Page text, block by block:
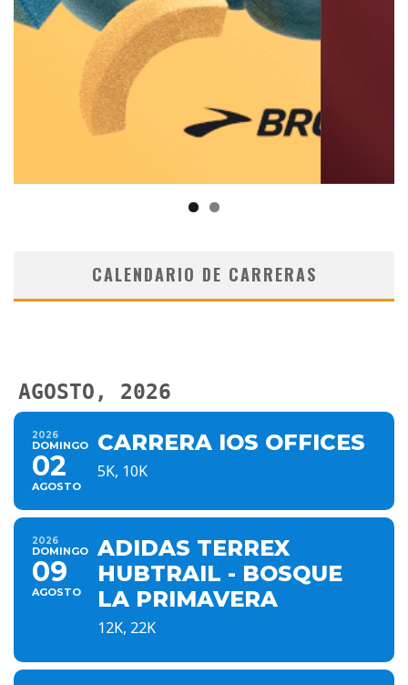
CALENDARIO DE CARRERAS
AGOSTO, 2026
2026
DOMINGO
02
AGOSTO
CARRERA IOS OFFICES
5K, 10K
2026
DOMINGO
09
AGOSTO
ADIDAS TERREX
HUBTRAIL - BOSQUE
LA PRIMAVERA
12K, 22K